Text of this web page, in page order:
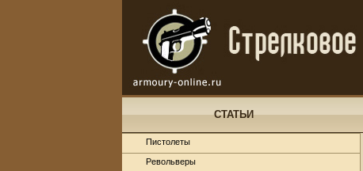
СТАТЬИ
Пистолеты
Револьверы